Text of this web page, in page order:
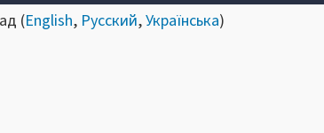
(English, Русский,Українська)